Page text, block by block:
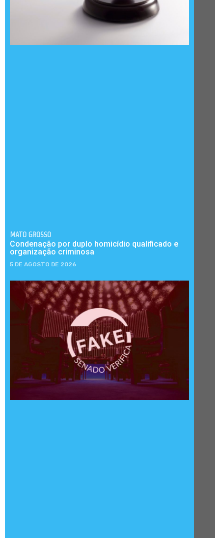
MATO GROSSO
Condenação por duplo homicídio qualificado e
organização criminosa
5 DE AGOSTO DE 2026